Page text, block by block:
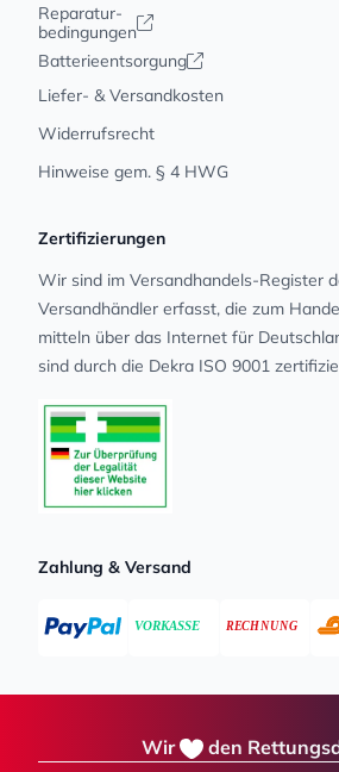
Reparatur-
bedingungen
Batterieentsorgung
Liefer- & Versandkosten
Widerrufsrecht
Hinweise gem. § 4 HWG
Zertifizierungen
Wir sind im Versandhandels-Register
Versandhändler erfasst, die zum
mit­teln über das Internet für
sind durch die Dekra ISO 9001
Zahlung & Versand
Wir den